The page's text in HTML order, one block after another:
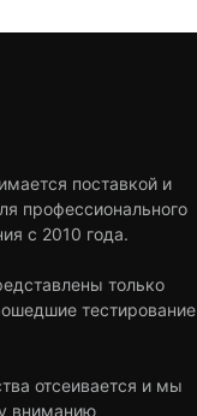
поставкой и
профессионального
с 2010 года.
только
тестирование
отсеивается и мы
вниманию